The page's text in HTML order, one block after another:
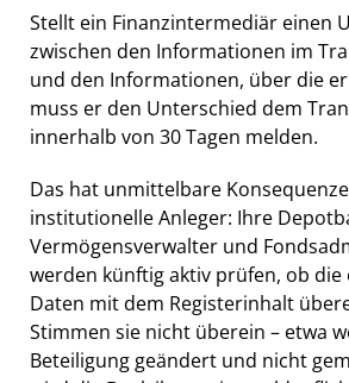
Stellt ein Finanzintermediär einen
zwischen den Informationen im
und den Informationen, über die
muss er den Unterschied dem
innerhalb von 30 Tagen melden.
Das hat unmittelbare
institutionelle Anleger: Ihre
Vermögensverwalter und
werden künftig aktiv prüfen, ob die
Daten mit dem Registerinhalt
Stimmen sie nicht überein – etwa
Beteiligung geändert und nicht